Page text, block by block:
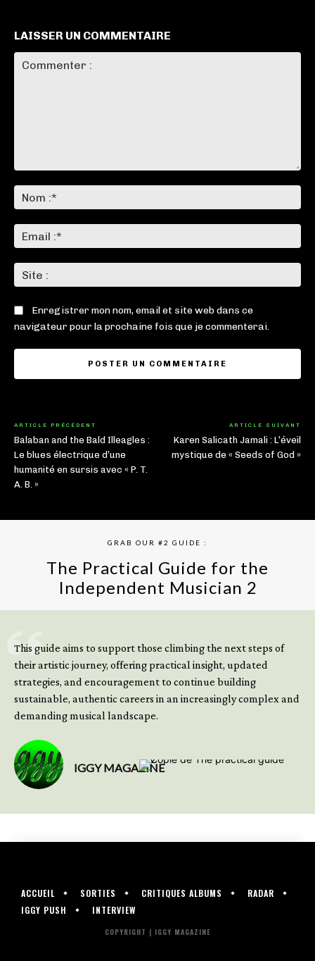
LAISSER UN COMMENTAIRE
:*
:*
:
Enregistrer mon nom, email et site web dans ce
navigateur pour la prochaine fois que je commenterai.
ARTICLE PRÉCÉDENT
Balaban and the Bald Illeagles :
Le blues électrique d’une
humanité en sursis avec « P. T.
A. B. »
ARTICLE SUIVANT
Karen Salicath Jamali : L’éveil
mystique de « Seeds of God »
GRAB OUR #2 GUIDE :
The Practical Guide for the
Independent Musician 2
This guide aims to support those climbing the next steps of
their artistic journey, offering practical insight, updated
strategies, and encouragement to continue building
sustainable, authentic careers in an increasingly complex and
demanding musical landscape.
IGGY MAGAZINE
ACCUEIL SORTIES CRITIQUES ALBUMS
RADAR
IGGY PUSH
INTERVIEW
COPYRIGHT | IGGY MAGAZINE